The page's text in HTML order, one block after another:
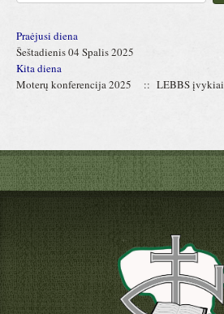
Praėjusi diena
Šeštadienis 04 Spalis 2025
Kita diena
Moterų konferencija 2025
:: LEBBS įvykiai